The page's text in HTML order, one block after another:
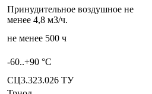
Принудительное воздушное не
менее 4,8 м3/ч.
не менее 500 ч
-60..+90 °С
СЦ3.323.026 ТУ